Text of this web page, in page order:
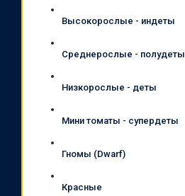
Высокорослые - индеты
Среднерослые - полудеты
Низкорослые - деты
Мини томаты - супердеты
Гномы (Dwarf)
Красные